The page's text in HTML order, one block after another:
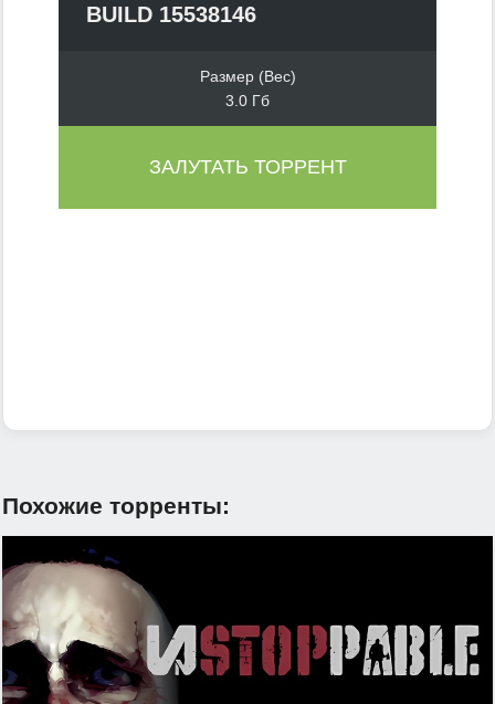
BUILD 15538146
Размер (Вес)
3.0 Гб
ЗАЛУТАТЬ ТОРРЕНТ
Похожие торренты: